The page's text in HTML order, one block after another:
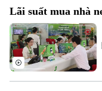
Golf
Tin tức
Sao
Điện ảnh
Đã phát sóng
Lãi suất mua nhà